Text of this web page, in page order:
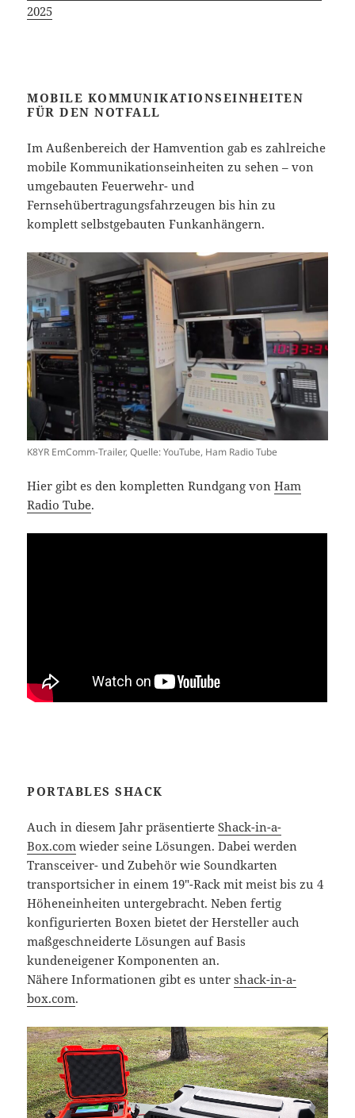
2025
MOBILE KOMMUNIKATIONSEINHEITEN
FÜR DEN NOTFALL
Im Außenbereich der Hamvention gab es zahlreiche
mobile Kommunikationseinheiten zu sehen – von
umgebauten Feuerwehr- und
Fernsehübertragungsfahrzeugen bis hin zu
komplett selbstgebauten Funkanhängern.
K8YR EmComm-Trailer, Quelle: YouTube, Ham Radio Tube
Hier gibt es den kompletten Rundgang vonHam
Radio Tube.
PORTABLES SHACK
Auch in diesem Jahr präsentierteShack-in-a-
Box.com wieder seine Lösungen. Dabei werden
Transceiver- und Zubehör wie Soundkarten
transportsicher in einem 19″-Rack mit meist bis zu 4
Höheneinheiten untergebracht. Neben fertig
konfigurierten Boxen bietet der Hersteller auch
maßgeschneiderte Lösungen auf Basis
kundeneigener Komponenten an.
Nähere Informationen gibt es untershack-in-a-
box.com.